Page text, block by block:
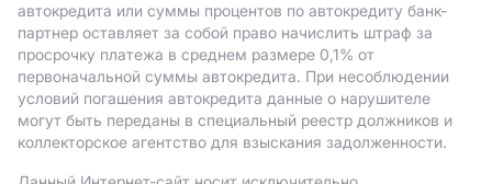
автокредита или суммы процентов по автокредиту банк-
партнер оставляет за собой право начислить штраф за
просрочку платежа в среднем размере 0,1% от
первоначальной суммы автокредита. При несоблюдении
условий погашения автокредита данные о нарушителе
могут быть переданы в специальный реестр должников и
коллекторское агентство для взыскания задолженности.